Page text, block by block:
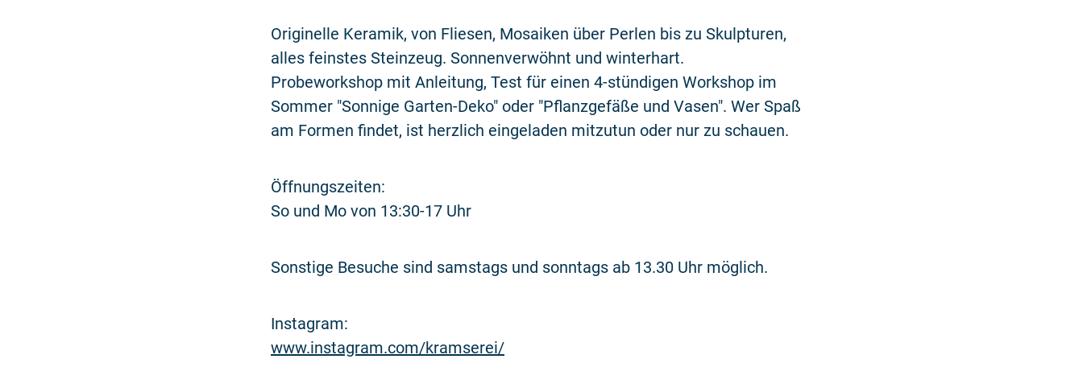
Originelle Keramik, von Fliesen, Mosaiken über Perlen bis zu Skulpturen,
alles feinstes Steinzeug. Sonnenverwöhnt und winterhart.
Probeworkshop mit Anleitung, Test für einen 4-stündigen Workshop im
Sommer "Sonnige Garten-Deko" oder "Pflanzgefäße und Vasen". Wer Spaß
am Formen findet, ist herzlich eingeladen mitzutun oder nur zu schauen.
Öffnungszeiten:
So und Mo von 13:30-17 Uhr
Sonstige Besuche sind samstags und sonntags ab 13.30 Uhr möglich.
Instagram:
www.instagram.com/kramserei/